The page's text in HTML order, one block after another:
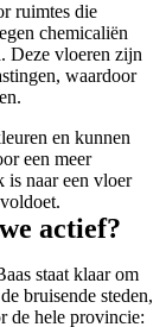
ruimtes die
chemicaliën
Deze vloeren zijn
waardoor
en kunnen
een meer
is naar een vloer
actief?
staat klaar om
bruisende steden,
de hele provincie: